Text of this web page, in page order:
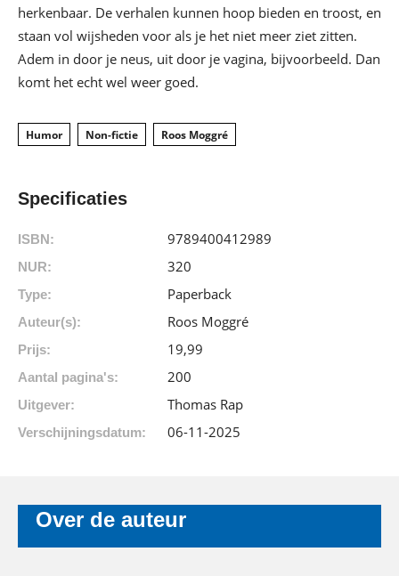
herkenbaar. De verhalen kunnen hoop bieden en troost, en
staan vol wijsheden voor als je het niet meer ziet zitten.
Adem in door je neus, uit door je vagina, bijvoorbeeld. Dan
komt het echt wel weer goed.
Humor Non-fictie Roos Moggré
Specificaties
ISBN: 9789400412989
NUR: 320
Type: Paperback
Auteur(s): Roos Moggré
Prijs: 19,99
Aantal pagina's: 200
Uitgever: Thomas Rap
Verschijningsdatum: 06-11-2025
Over de auteur